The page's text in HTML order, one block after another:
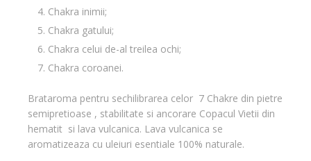
Chakra inimii;
Chakra gatului;
Chakra celui de-al treilea ochi;
Chakra coroanei.
Brataroma pentru sechilibrarea celor 7 Chakre din pietre
semipretioase , stabilitate si ancorare Copacul Vietii din
hematit si lava vulcanica. Lava vulcanica se
aromatizeaza cu uleiuri esentiale 100% naturale.